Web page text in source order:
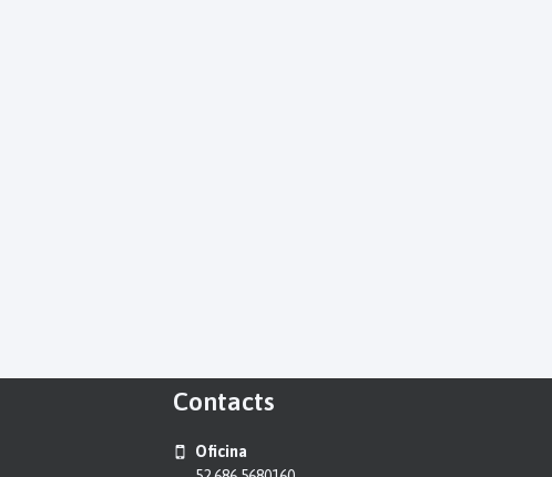
Contacts
Oficina